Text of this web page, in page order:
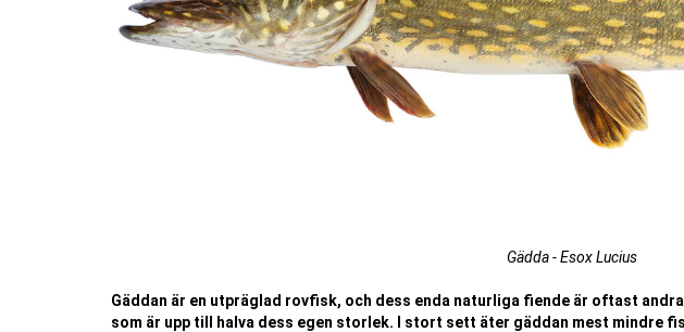
Gädda - Esox Lucius
Gäddan är en utpräglad rovfisk, och dess enda naturliga fiende är oftast
som är upp till halva dess egen storlek. I stort sett äter gäddan mest mindre